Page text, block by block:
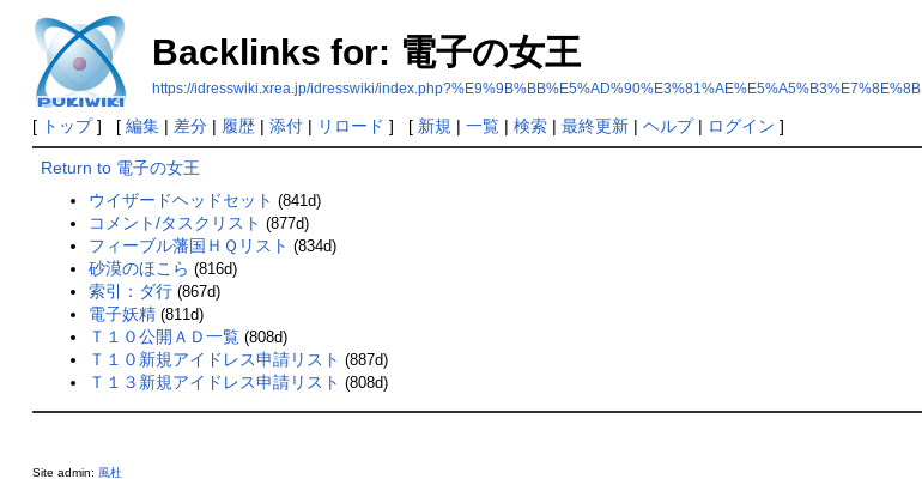
Backlinks for: 電子の女王
https://idresswiki.xrea.jp/idresswiki/index.php?%E9%9B%BB%E5%AD%90%E3%81%AE%E5%A5%B3%E7%8E%8B
[ トップ] [ 編集| 差分| 履歴| 添付| リロード ] [ 新規 | 一覧| 検索| 最終更新| ヘルプ| ログイン ]
Return to 電子の女王
ウイザードヘッドセット (841d)
コメント/タスクリスト (877d)
フィーブル藩国ＨＱリスト (834d)
砂漠のほこら (816d)
索引：ダ行 (867d)
電子妖精 (811d)
Ｔ１０公開ＡＤ一覧 (808d)
Ｔ１０新規アイドレス申請リスト (887d)
Ｔ１３新規アイドレス申請リスト (808d)
Site admin: 風杜